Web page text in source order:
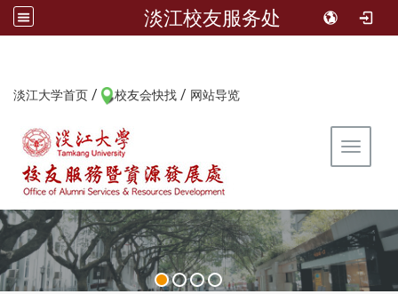
淡江校友服务处
淡江大学首页 / 校友会快找 / 网站导览
Toggle